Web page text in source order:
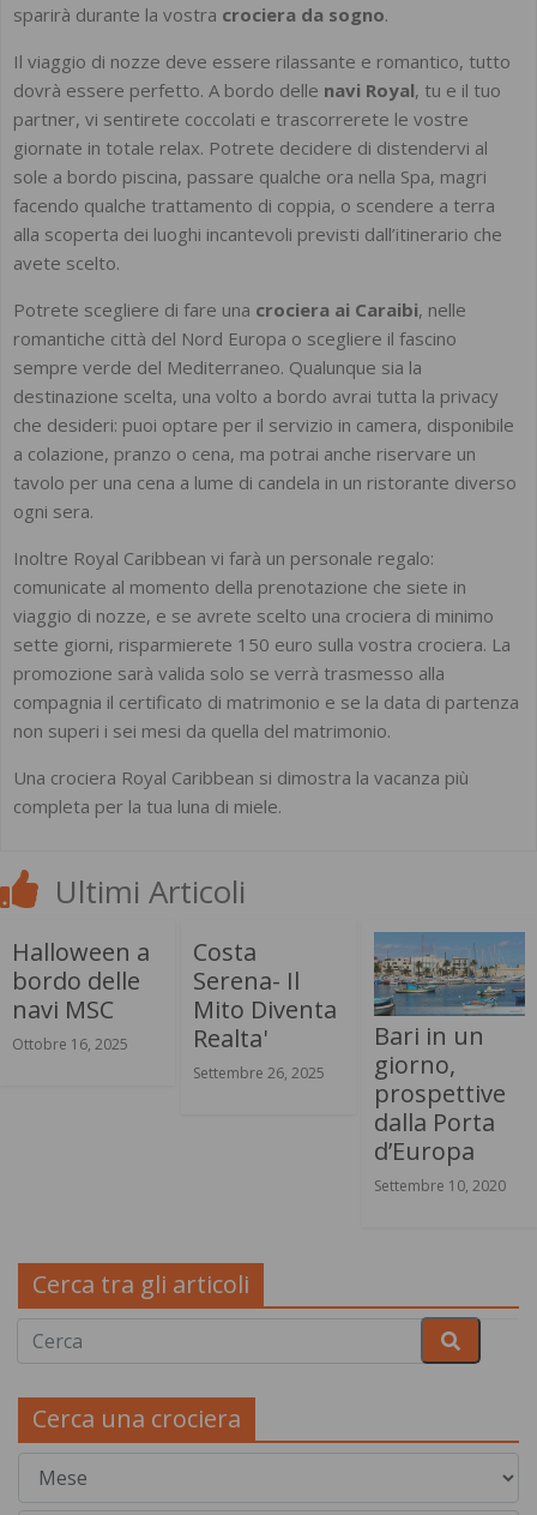
sparirà durante la vostra crociera da sogno.
Il viaggio di nozze deve essere rilassante e romantico, tutto
dovrà essere perfetto. A bordo delle navi Royal, tu e il tuo
partner, vi sentirete coccolati e trascorrerete le vostre
giornate in totale relax. Potrete decidere di distendervi al
sole a bordo piscina, passare qualche ora nella Spa, magri
facendo qualche trattamento di coppia, o scendere a terra
alla scoperta dei luoghi incantevoli previsti dall’itinerario che
avete scelto.
Potrete scegliere di fare una crociera ai Caraibi, nelle
romantiche città del Nord Europa o scegliere il fascino
sempre verde del Mediterraneo. Qualunque sia la
destinazione scelta, una volto a bordo avrai tutta la privacy
che desideri: puoi optare per il servizio in camera, disponibile
a colazione, pranzo o cena, ma potrai anche riservare un
tavolo per una cena a lume di candela in un ristorante diverso
ogni sera.
Inoltre Royal Caribbean vi farà un personale regalo:
comunicate al momento della prenotazione che siete in
viaggio di nozze, e se avrete scelto una crociera di minimo
sette giorni, risparmierete 150 euro sulla vostra crociera. La
promozione sarà valida solo se verrà trasmesso alla
compagnia il certificato di matrimonio e se la data di partenza
non superi i sei mesi da quella del matrimonio.
Una crociera Royal Caribbean si dimostra la vacanza più
completa per la tua luna di miele.
Ultimi Articoli
Halloween a
bordo delle
navi MSC
Ottobre 16, 2025
Costa
Serena- Il
Mito Diventa
Realta'
Settembre 26, 2025
Bari in un
giorno,
prospettive
dalla Porta
d’Europa
Settembre 10, 2020
Cerca tra gli articoli
Cerca una crociera